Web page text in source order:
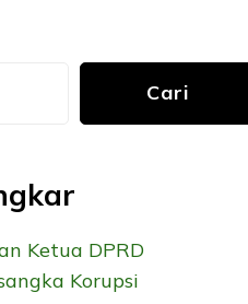
Cari
Ketua DPRD
Korupsi